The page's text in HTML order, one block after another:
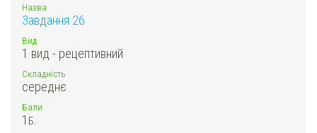
Назва
Завдання 26
Вид
1 вид - рецептивний
Складність
середнє
Бали
1 Б.